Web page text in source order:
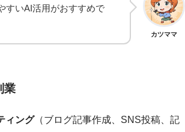
カツママ
すいAI活用がおすすめで
業
ィング（ブログ記事作成、SNS投稿、記